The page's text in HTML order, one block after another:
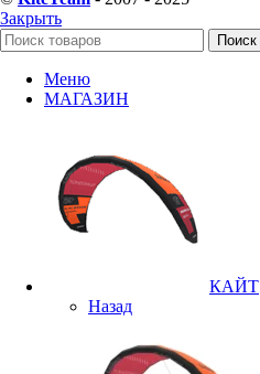
Закрыть
Поиск
Меню
МАГАЗИН
КАЙТ
Назад